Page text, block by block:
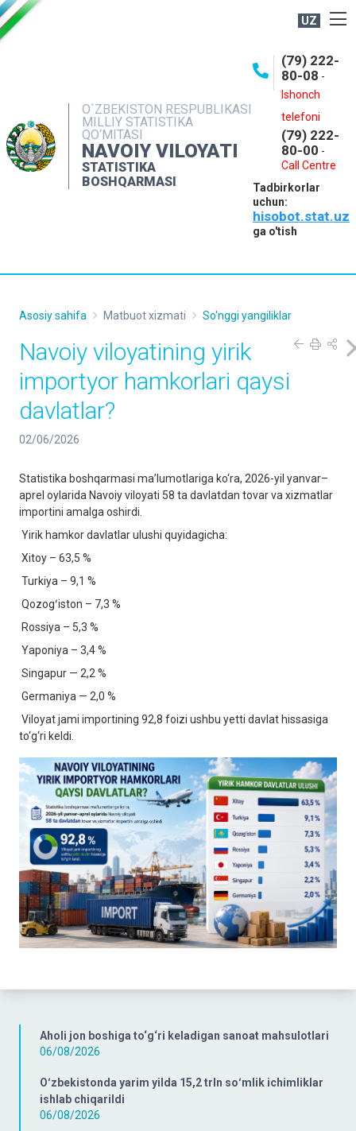
UZ
O`ZBEKISTON RESPUBLIKASI
MILLIY STATISTIKA
QO‘MITASI
NAVOIY VILOYATI
STATISTIKA
BOSHQARMASI
(79) 222-
80-08 -
Ishonch
telefoni
(79) 222-
80-00 -
Call Centre
Tadbirkorlar
uchun:
hisobot.stat.uz
ga o'tish
OCHIQ MA'LUMOTLAR
INTERAKTIV XIZMATLAR
MUROJAATLAR
Aholi jon boshiga to‘g‘ri keladigan sanoat mahsulotlari
06/08/2026
Oʻzbekistonda yarim yilda 15,2 trln soʻmlik ichimliklar
ishlab chiqarildi
06/08/2026
Asosiy sahifa Matbuot xizmati So'nggi yangiliklar
Navoiy viloyatining yirik
importyor hamkorlari qaysi
davlatlar?
02/06/2026
Statistika boshqarmasi ma’lumotlariga ko‘ra, 2026-yil yanvar–
aprel oylarida Navoiy viloyati 58 ta davlatdan tovar va xizmatlar
importini amalga oshirdi.
Yirik hamkor davlatlar ulushi quyidagicha:
Xitoy – 63,5 %
Turkiya – 9,1 %
Qozogʻiston – 7,3 %
Rossiya – 5,3 %
Yaponiya – 3,4 %
Singapur — 2,2 %
Germaniya — 2,0 %
Viloyat jami importining 92,8 foizi ushbu yetti davlat hissasiga
to‘g‘ri keldi.